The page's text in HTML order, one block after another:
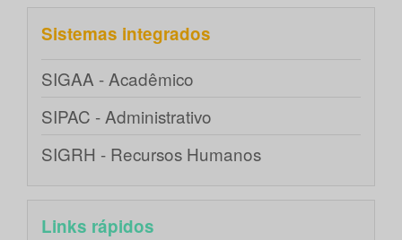
Sistemas integrados
SIGAA - Acadêmico
SIPAC - Administrativo
SIGRH - Recursos Humanos
Links rápidos